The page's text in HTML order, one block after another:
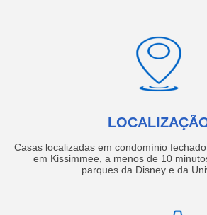
Casas localizadas em condomínio
em Kissimmee, a menos de 10
parques da Disney e da